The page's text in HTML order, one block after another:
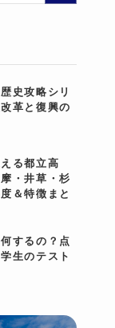
史攻略シリ
革と復興の
える都立高
・井草・杉
＆特徴まと
するの？点
生のテスト